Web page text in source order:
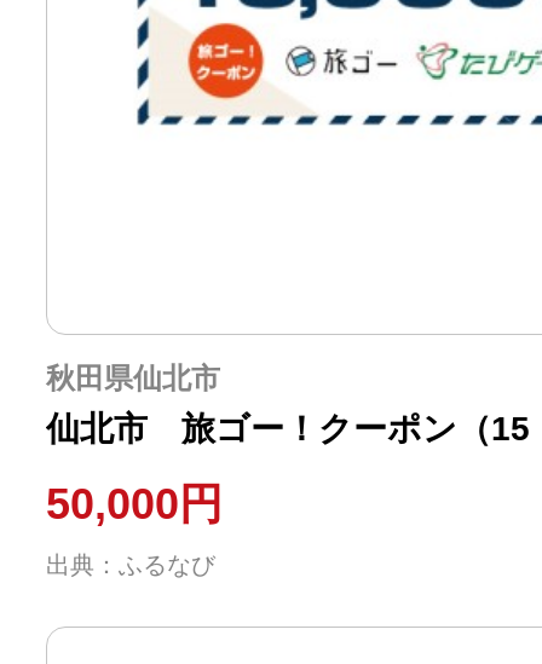
秋田県仙北市
仙北市 旅ゴー！クーポン（15
50,000円
出典：ふるなび